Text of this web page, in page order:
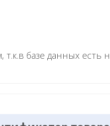
т.к.в базе данных есть